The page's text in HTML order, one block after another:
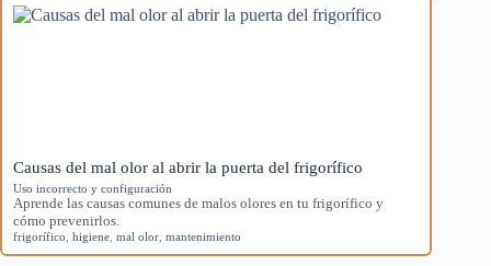
Causas del mal olor al abrir la puerta del frigorífico
Uso incorrecto y configuración
Aprende las causas comunes de malos olores en tu frigorífico y
cómo prevenirlos.
frigorífico higiene mal olor mantenimiento